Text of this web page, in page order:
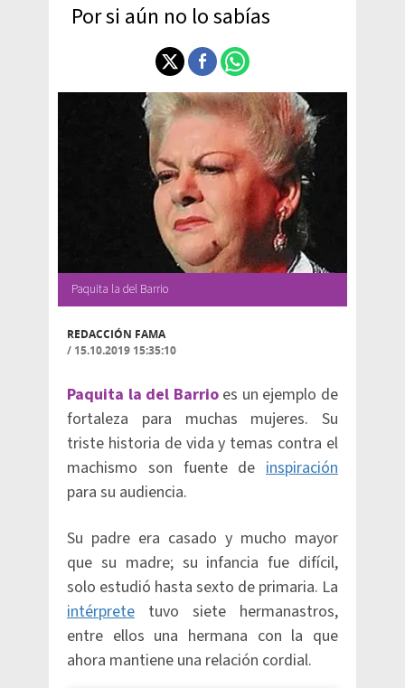
Por si aún no lo sabías
Paquita la del Barrio
REDACCIÓN FAMA
/ 15.10.2019 15:35:10
Paquita la del Barrioes un ejemplo de
fortaleza para muchas mujeres. Su
triste historia de vida y temas contra el
machismo son fuente de inspiración
para su audiencia.
Su padre era casado y mucho mayor
que su madre; su infancia fue difícil,
solo estudió hasta sexto de primaria. La
intérprete tuvo siete hermanastros,
entre ellos una hermana con la que
ahora mantiene una relación cordial.